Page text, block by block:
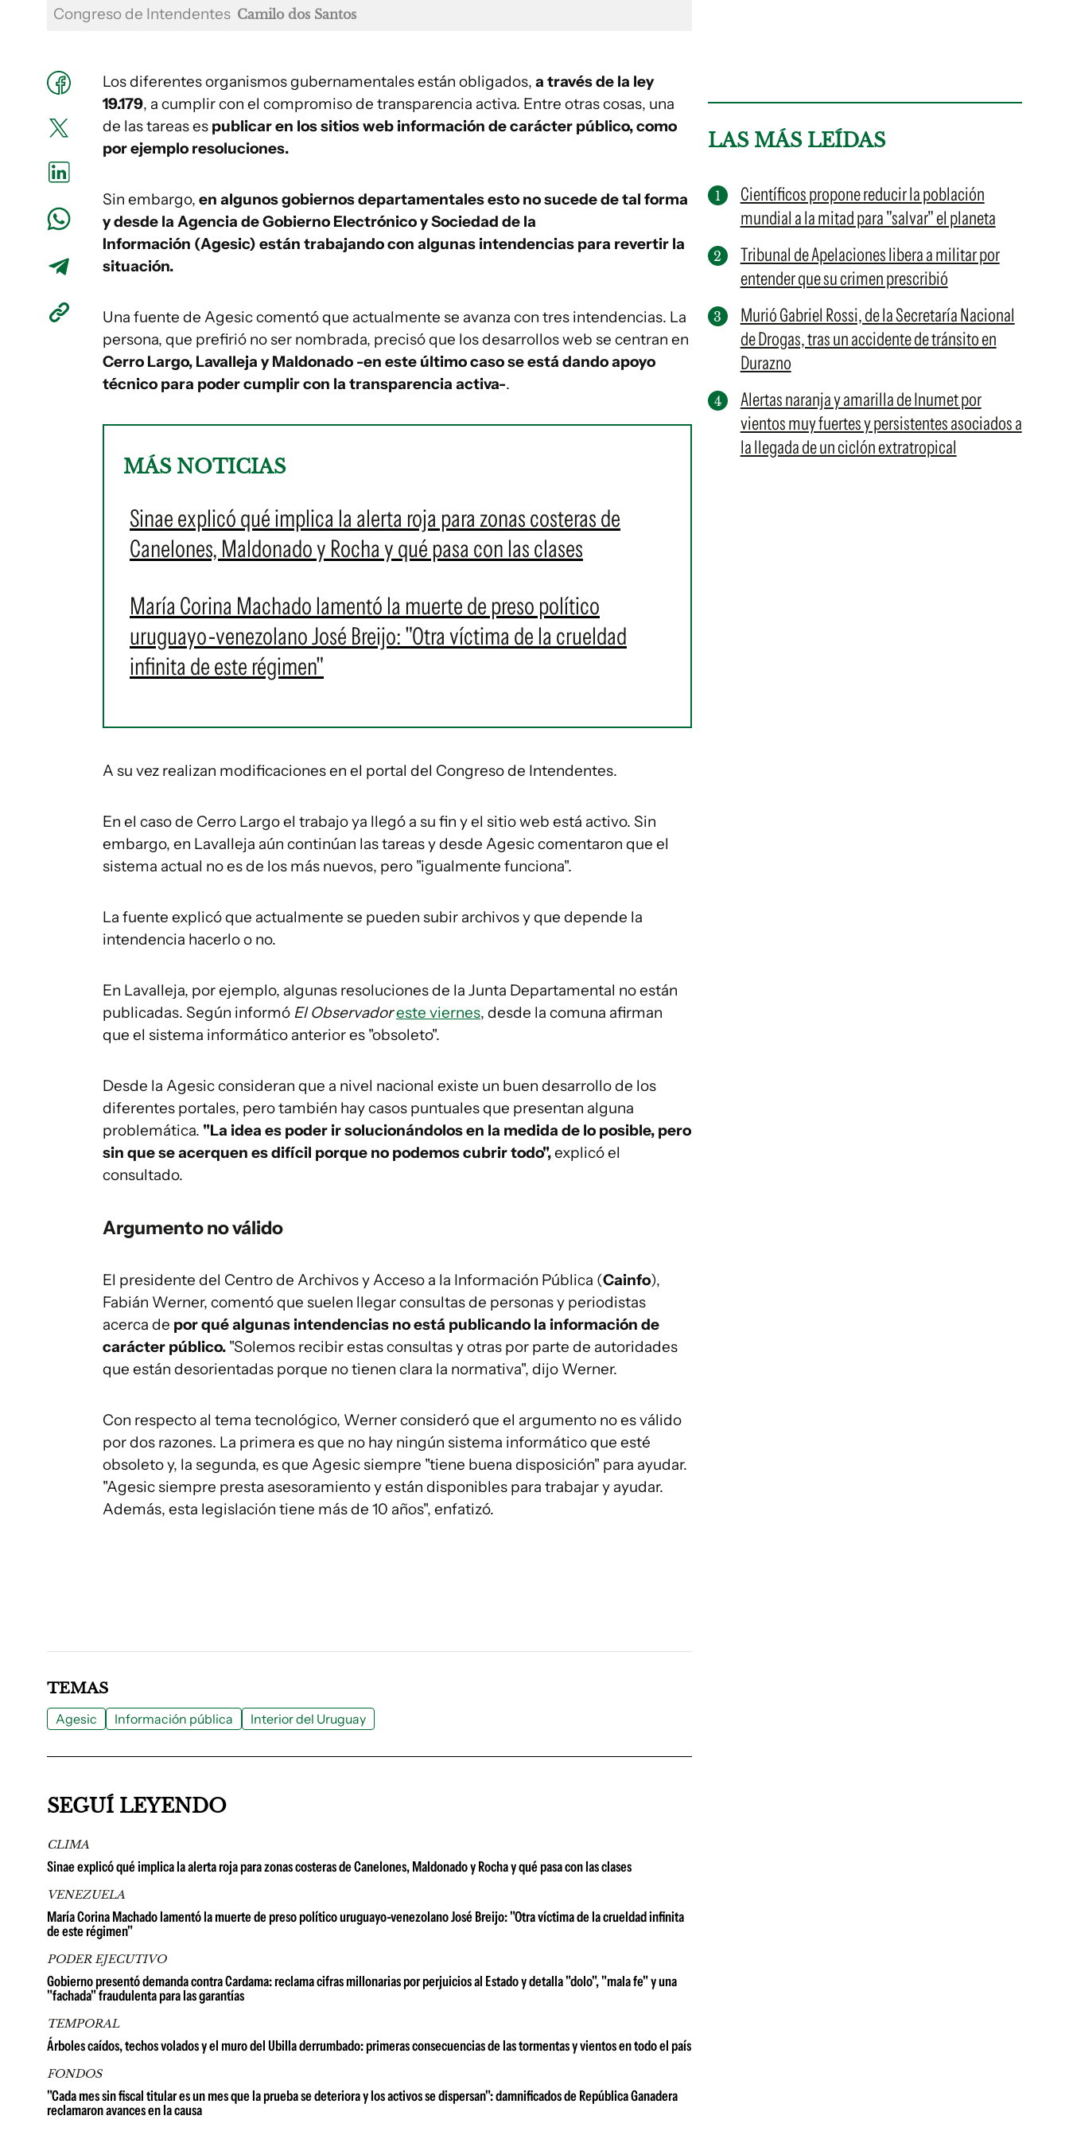
Congreso de Intendentes Camilo dos Santos
Los diferentes organismos gubernamentales están obligados, a través de la ley
19.179, a cumplir con el compromiso de transparencia activa. Entre otras cosas, una
de las tareas es publicar en los sitios web información de carácter público, como
por ejemplo resoluciones.
Sin embargo, en algunos gobiernos departamentales esto no sucede de tal forma
y desde la Agencia de Gobierno Electrónico y Sociedad de la
Información (Agesic) están trabajando con algunas intendencias para revertir la
situación.
Una fuente de Agesic comentó que actualmente se avanza con tres intendencias. La
persona, que prefirió no ser nombrada, precisó que los desarrollos web se centran en
Cerro Largo, Lavalleja y Maldonado -en este último caso se está dando apoyo
técnico para poder cumplir con la transparencia activa-.
MÁS NOTICIAS
Sinae explicó qué implica la alerta roja para zonas costeras de
Canelones, Maldonado y Rocha y qué pasa con las clases
María Corina Machado lamentó la muerte de preso político
uruguayo-venezolano José Breijo: "Otra víctima de la crueldad
infinita de este régimen"
A su vez realizan modificaciones en el portal del Congreso de Intendentes.
En el caso de Cerro Largo el trabajo ya llegó a su fin y el sitio web está activo. Sin
embargo, en Lavalleja aún continúan las tareas y desde Agesic comentaron que el
sistema actual no es de los más nuevos, pero "igualmente funciona".
La fuente explicó que actualmente se pueden subir archivos y que depende la
intendencia hacerlo o no.
En Lavalleja, por ejemplo, algunas resoluciones de la Junta Departamental no están
publicadas. Según informó El Observadoreste viernes, desde la comuna afirman
que el sistema informático anterior es "obsoleto".
Desde la Agesic consideran que a nivel nacional existe un buen desarrollo de los
diferentes portales, pero también hay casos puntuales que presentan alguna
problemática. "La idea es poder ir solucionándolos en la medida de lo posible, pero
sin que se acerquen es difícil porque no podemos cubrir todo",explicó el
consultado.
Argumento no válido
El presidente del Centro de Archivos y Acceso a la Información Pública (Cainfo),
Fabián Werner, comentó que suelen llegar consultas de personas y periodistas
acerca de por qué algunas intendencias no está publicando la información de
carácter público. "Solemos recibir estas consultas y otras por parte de autoridades
que están desorientadas porque no tienen clara la normativa", dijo Werner.
Con respecto al tema tecnológico, Werner consideró que el argumento no es válido
por dos razones. La primera es que no hay ningún sistema informático que esté
obsoleto y, la segunda, es que Agesic siempre "tiene buena disposición" para ayudar.
"Agesic siempre presta asesoramiento y están disponibles para trabajar y ayudar.
Además, esta legislación tiene más de 10 años", enfatizó.
LAS MÁS LEÍDAS
Científicos propone reducir la población
mundial a la mitad para "salvar" el planeta
Tribunal de Apelaciones libera a militar por
entender que su crimen prescribió
Murió Gabriel Rossi, de la Secretaría Nacional
de Drogas, tras un accidente de tránsito en
Durazno
Alertas naranja y amarilla de Inumet por
vientos muy fuertes y persistentes asociados a
la llegada de un ciclón extratropical
TEMAS
Agesic Información pública Interior del Uruguay
SEGUÍ LEYENDO
CLIMA
Sinae explicó qué implica la alerta roja para zonas costeras de Canelones, Maldonado y Rocha y qué pasa con las clases
VENEZUELA
María Corina Machado lamentó la muerte de preso político uruguayo-venezolano José Breijo: "Otra víctima de la crueldad infinita
de este régimen"
PODER EJECUTIVO
Gobierno presentó demanda contra Cardama: reclama cifras millonarias por perjuicios al Estado y detalla "dolo", "mala fe" y una
"fachada" fraudulenta para las garantías
TEMPORAL
Árboles caídos, techos volados y el muro del Ubilla derrumbado: primeras consecuencias de las tormentas y vientos en todo el país
FONDOS
"Cada mes sin fiscal titular es un mes que la prueba se deteriora y los activos se dispersan": damnificados de República Ganadera
reclamaron avances en la causa